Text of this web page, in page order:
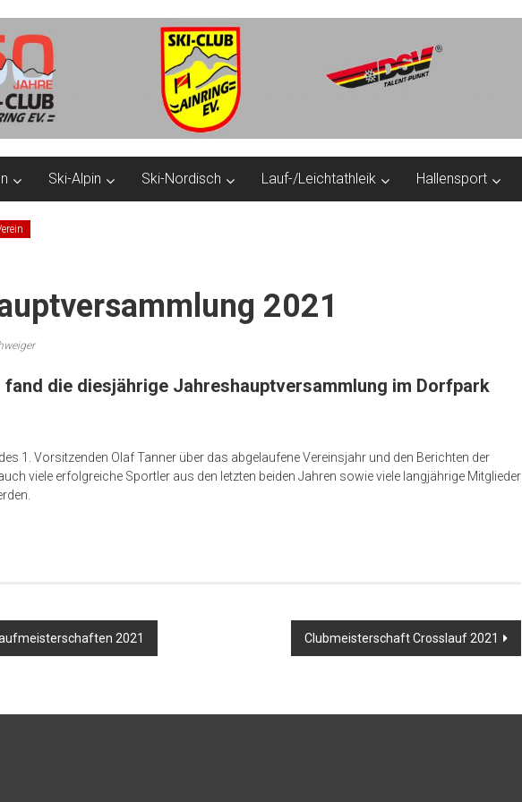
Ski-Alpin Ski-Nordisch Lauf-/Leichtathleik Hallensport
2021
fand die diesjährige Jahreshauptversammlung im Dorfpark
1. Vorsitzenden Olaf Tanner über das abgelaufene Vereinsjahr und den Berichten der
viele erfolgreiche Sportler aus den letzten beiden Jahren sowie viele langjährige Mitglieder
2021 Clubmeisterschaft Crosslauf 2021